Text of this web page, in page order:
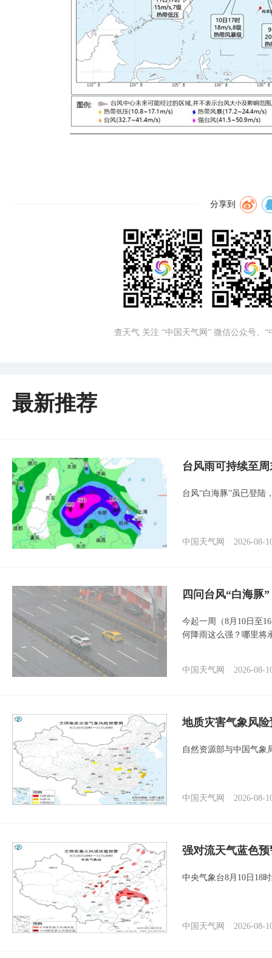
分享到
查天气 关注 “中国天气网” 微信公众号、
最新推荐
台风雨可持续至
台风“白海豚”虽已登陆
中国天气网 2026-08-
四问台风“白海豚
今起一周（8月10日至
何降雨这么强？哪里将
中国天气网 2026-08-
地质灾害气象风
自然资源部与中国气象
中国天气网 2026-08-
强对流天气蓝色
中央气象台8月10日18
中国天气网 2026-08-